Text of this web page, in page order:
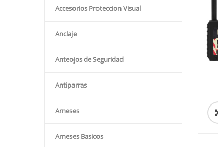
Accesorios Proteccion Visual
Anclaje
Anteojos de Seguridad
Antiparras
Arneses
Arneses Basicos